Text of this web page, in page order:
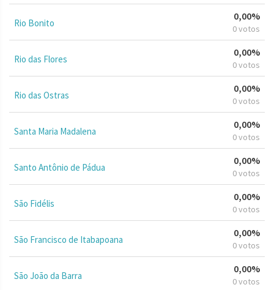
Rio Bonito
0,00%
0 votos
Rio das Flores
0,00%
0 votos
Rio das Ostras
0,00%
0 votos
Santa Maria Madalena
0,00%
0 votos
Santo Antônio de Pádua
0,00%
0 votos
São Fidélis
0,00%
0 votos
São Francisco de Itabapoana
0,00%
0 votos
São João da Barra
0,00%
0 votos